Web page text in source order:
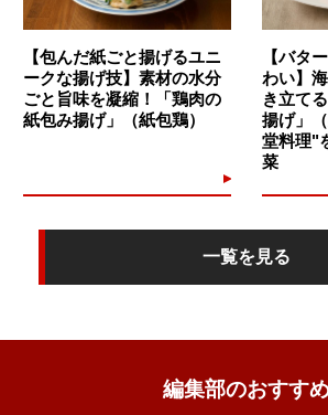
【包んだ紙ごと揚げるユニ
ークな揚げ技】素材の水分
ごと旨味を凝縮！「鶏肉の
紙包み揚げ」（紙包鶏）
【バタ
わい】
き立て
揚げ」
堂料理"
菜
一覧を見る
編集部のおすす